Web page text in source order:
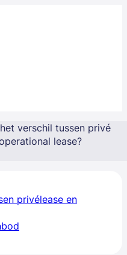
verschil tussen privé
lease?
privélease en